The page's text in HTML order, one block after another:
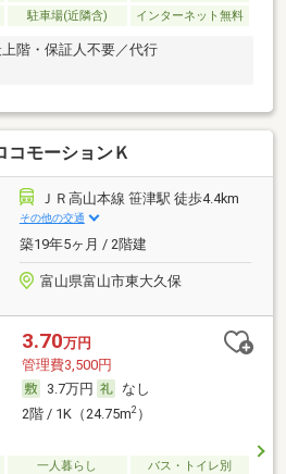
駐車場(近隣含) インターネット無料
階・保証人不要／代行
コモーションＫ
ＪＲ高山本線 笹津駅 徒歩4.4km
その他の交通
築19年5ヶ月 / 2階建
富山県富山市東大久保
3.70万円
管理費3,500円
3.7万円
なし
2階 / 1K（24.75m2）
一人暮らし
バス・トイレ別